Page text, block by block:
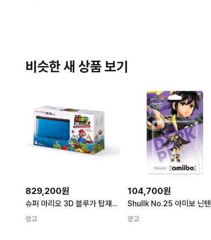
비슷한 새 상품 보기
829,200원
슈퍼 마리오 3D 블루가 탑재된 닌텐도 3DS XL 콘솔 갱신 슈퍼 마리오 3D 블루가 탑재된 닌텐도 3DS XL 콘
광고
104,700원
광고